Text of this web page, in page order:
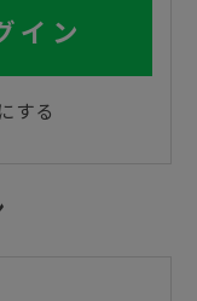
イン
する